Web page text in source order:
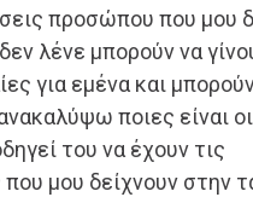
προσώπου που μου
λένε μπορούν να
για εμένα και
ποιες είναι
του να έχουν τις
μου δείχνουν στην